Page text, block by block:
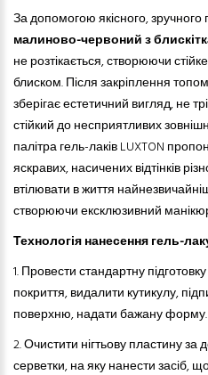
За допомогою якісного, зручного
малиново-червоний з
не розтікається, створюючи
блиском. Після закріплення
зберігає естетичний вигляд, не
стійкий до несприятливих
палітра гель-лаків LUXTON
яскравих, насичених відтінків
втілювати в життя
створюючи ексклюзивний
Технологія нанесення гель-
1. Провести стандартну
покриття, видалити кутикулу,
поверхню, надати бажану форму.
2.Очистити нігтьову пластину
серветки, на яку нанести засіб,